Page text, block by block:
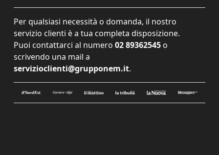
Per qualsiasi necessità o domanda, il nostro
servizio clienti è a tua completa disposizione.
Puoi contattarci al numero 02 89362545 o
scrivendo una mail a
servizioclienti@grupponem.it.